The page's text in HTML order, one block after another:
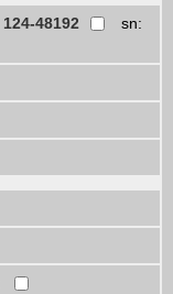
124-48192
sn: